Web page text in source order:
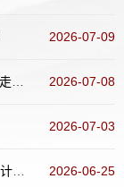
2026-07-09
2026-07-08
2026-07-03
2026-06-25